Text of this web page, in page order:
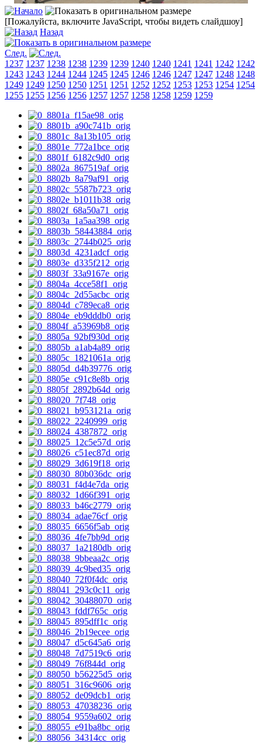
[Пожалуйста, включите JavaScript, чтобы видеть слайдшоу]
Назад
След.
1237 1237 1238 1238 1239 1239 1240 1240 1241 1241 1242 1242
1243 1243 1244 1244 1245 1245 1246 1246 1247 1247 1248 1248
1249 1249 1250 1250 1251 1251 1252 1252 1253 1253 1254 1254
1255 1255 1256 1256 1257 1257 1258 1258 1259 1259